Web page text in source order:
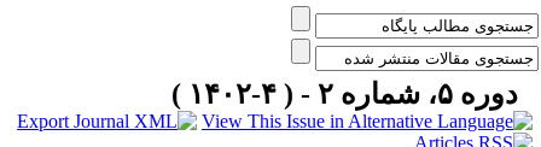
دوره ۵، شماره ۲ - ( ۴-۱۴۰۲ )